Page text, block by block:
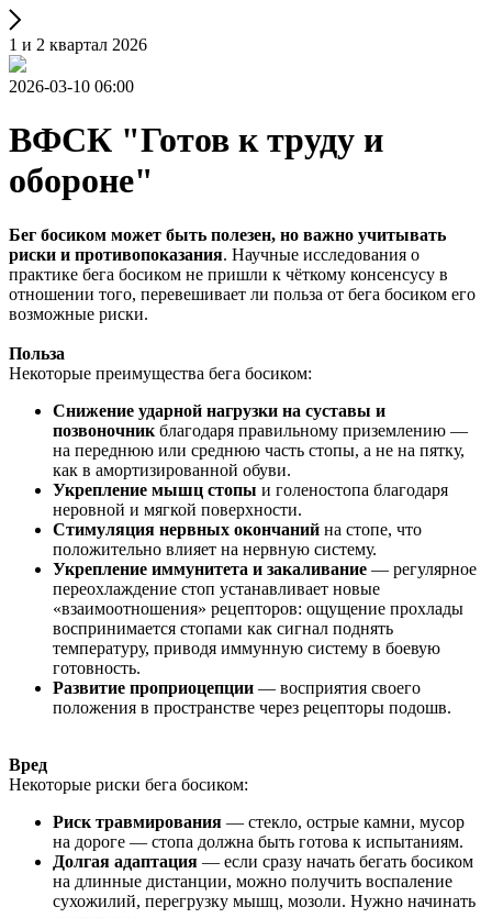
1 и 2 квартал 2026
2026-03-10 06:00
ВФСК "Готов к труду и
обороне"
Бег босиком может быть полезен, но важно учитывать
риски и противопоказания. Научные исследования о
практике бега босиком не пришли к чёткому консенсусу в
отношении того, перевешивает ли польза от бега босиком его
возможные риски.
Польза
Некоторые преимущества бега босиком:
Снижение ударной нагрузки на суставы и
позвоночник благодаря правильному приземлению —
на переднюю или среднюю часть стопы, а не на пятку,
как в амортизированной обуви.
Укрепление мышц стопы и голеностопа благодаря
неровной и мягкой поверхности.
Стимуляция нервных окончаний на стопе, что
положительно влияет на нервную систему.
Укрепление иммунитета и закаливание — регулярное
переохлаждение стоп устанавливает новые
«взаимоотношения» рецепторов: ощущение прохлады
воспринимается стопами как сигнал поднять
температуру, приводя иммунную систему в боевую
готовность.
Развитие проприоцепции — восприятия своего
положения в пространстве через рецепторы подошв.
Вред
Некоторые риски бега босиком:
Риск травмирования — стекло, острые камни, мусор
на дороге — стопа должна быть готова к испытаниям.
Долгая адаптация — если сразу начать бегать босиком
на длинные дистанции, можно получить воспаление
сухожилий, перегрузку мышц, мозоли. Нужно начинать